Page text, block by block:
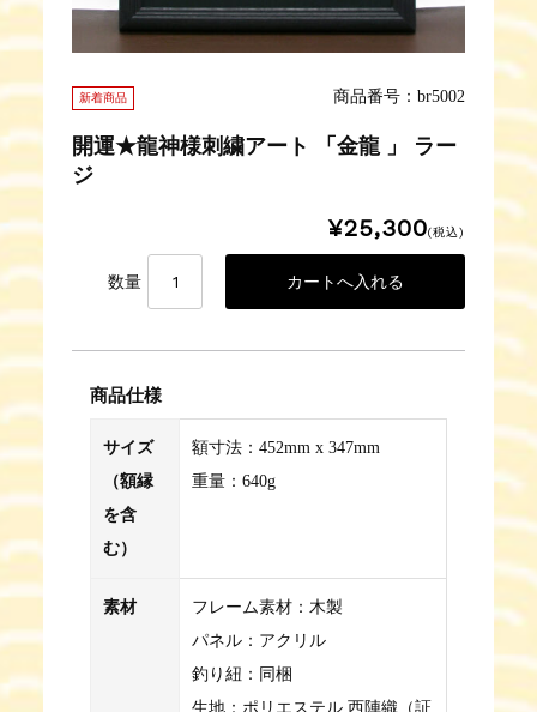
新着商品 商品番号：br5002
開運★龍神様刺繍アート 「金龍 」 ラー
ジ
¥25,300(税込)
数量
商品仕様
サイズ
（額縁
を含
む）
額寸法：452mm x 347mm
重量：640g
素材
フレーム素材：木製
パネル：アクリル
釣り紐：同梱
生地：ポリエステル 西陣織（証